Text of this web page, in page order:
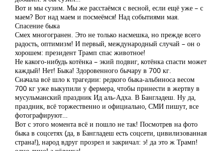
Вот и мы сузим. Мы же расстаёмся с весной, если ещё уже – с
маем? Вот над маем и посмеёмся! Над событиями мая.
Спасение быка
Смех многогранен. Это не только насмешка, но прежде всего
радость, оптимизм! И первый, международный случай – он о
хорошем: президент Трамп спас животное!
Не какого-нибудь котёнка – экий подвиг, котёнка спасти может
каждый! Нет! Быка! Здоровенного бычару в 700 кг.
Сначала всё шло к трагедии: редкого быка-альбиноса весом
700 кг уже выкупили у фермера, чтобы принести в жертву в
мусульманский праздник Ид аль-Адха. В Бангладеш. Ну да,
праздник, всё торжественно и официально, СМИ пишут, все
фотографируют…
Вот с этого момента всё и пошло не так! Посмотрев на фото
быка в соцсетях (да, в Бангладеш есть соцсети, цивилизованная
страна!), народ вдруг прозрел и закричал: э! да это ж Трамп!